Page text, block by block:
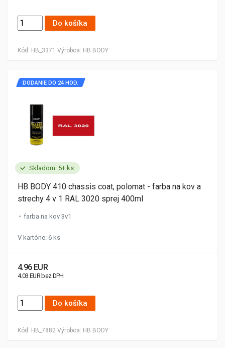
Kód: HB_3371 Výrobca: HB BODY
Do košíka
Skladom: 5+ ks
Kód: HB_7882 Výrobca: HB BODY
DODANIE DO 24 HOD.
HB BODY 410 chassis coat, polomat - farba na kov a
strechy 4 v 1 RAL 3020 sprej 400ml
farba na kov 3v1
V kartóne: 6 ks
4.96 EUR
4.03 EUR bez DPH
Do košíka